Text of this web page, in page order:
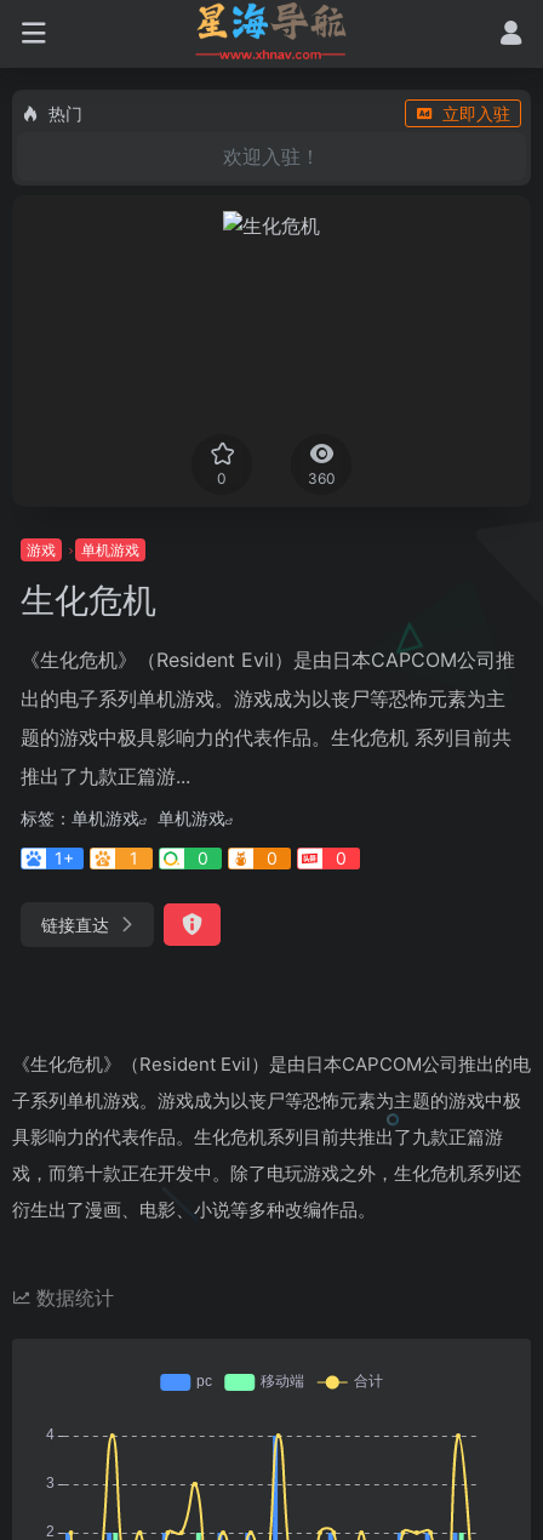
热门 立即入驻
欢迎入驻！
0 360
游戏 单机游戏
生化危机
《生化危机》（Resident Evil）是由日本CAPCOM公司推
出的电子系列单机游戏。游戏成为以丧尸等恐怖元素为主
题的游戏中极具影响力的代表作品。生化危机 系列目前共
推出了九款正篇游...
标签： 单机游戏
单机游戏
1+
1 0 0 0
链接直达
《生化危机》（Resident Evil）是由日本CAPCOM公司推出的电
子系列单机游戏。游戏成为以丧尸等恐怖元素为主题的游戏中极
具影响力的代表作品。生化危机系列目前共推出了九款正篇游
戏，而第十款正在开发中。除了电玩游戏之外，生化危机系列还
衍生出了漫画、电影、小说等多种改编作品。
数据统计